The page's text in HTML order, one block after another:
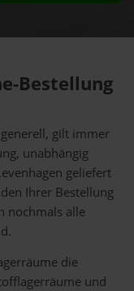
Bestellung
gilt immer
unabhängig
geliefert
Ihrer Bestellung
nochmals alle
die
und